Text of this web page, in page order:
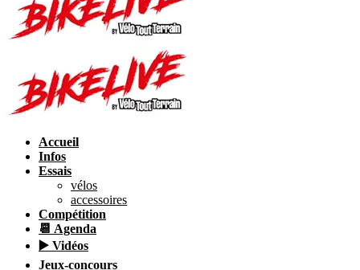
Accueil
Infos
Essais
vélos
accessoires
Compétition
📆 Agenda
▶️ Vidéos
Jeux-concours